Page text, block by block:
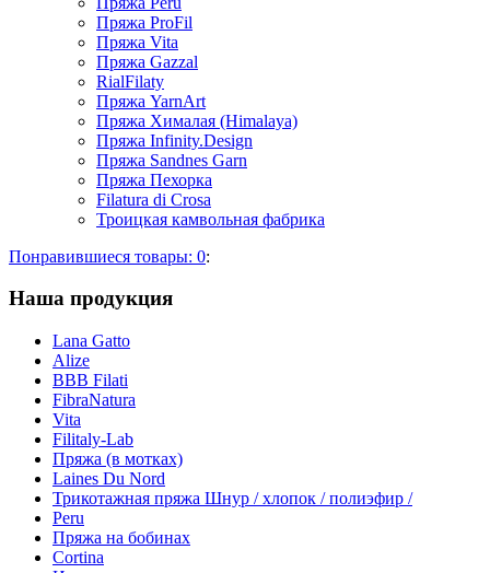
Пряжа ProFil
Пряжа Vita
Пряжа Gazzal
RialFilaty
Пряжа YarnArt
Пряжа Хималая (Himalaya)
Пряжа Infinity.Design
Пряжа Sandnes Garn
Пряжа Пехорка
Filatura di Сrosa
Троицкая камвольная фабрика
Понравившиеся товары: 0:
Наша продукция
Lana Gatto
Alize
BBB Filati
FibraNatura
Vita
Filitaly-Lab
Пряжа (в мотках)
Laines Du Nord
Трикотажная пряжа Шнур / хлопок / полиэфир /
Peru
Пряжа на бобинах
Cortina